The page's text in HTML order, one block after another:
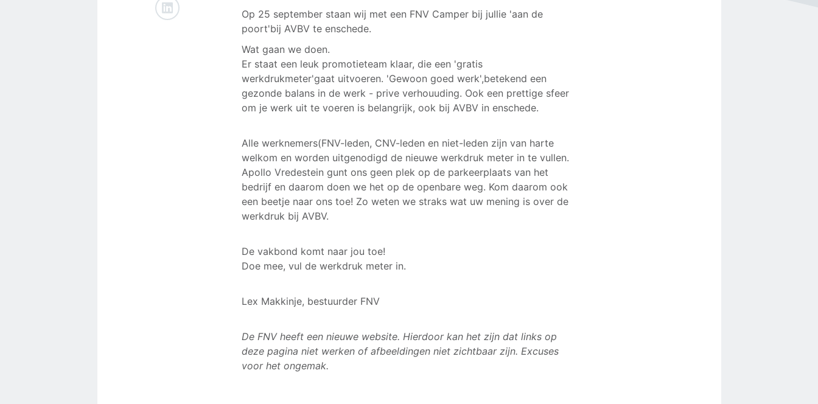
Op 25 september staan wij met een FNV Camper bij jullie 'aan de
poort'bij AVBV te enschede.
Wat gaan we doen.
Er staat een leuk promotieteam klaar, die een 'gratis
werkdrukmeter'gaat uitvoeren. 'Gewoon goed werk',betekend een
gezonde balans in de werk - prive verhouuding. Ook een prettige sfeer
om je werk uit te voeren is belangrijk, ook bij AVBV in enschede.
Alle werknemers(FNV-leden, CNV-leden en niet-leden zijn van harte
welkom en worden uitgenodigd de nieuwe werkdruk meter in te vullen.
Apollo Vredestein gunt ons geen plek op de parkeerplaats van het
bedrijf en daarom doen we het op de openbare weg. Kom daarom ook
een beetje naar ons toe! Zo weten we straks wat uw mening is over de
werkdruk bij AVBV.
De vakbond komt naar jou toe!
Doe mee, vul de werkdruk meter in.
Lex Makkinje, bestuurder FNV
De FNV heeft een nieuwe website. Hierdoor kan het zijn dat links op
deze pagina niet werken of afbeeldingen niet zichtbaar zijn. Excuses
voor het ongemak.